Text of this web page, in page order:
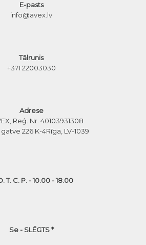
E-pasts
info@avex.lv
Tālrunis
+371 22003030
Adrese
Reģ. Nr. 40103931308
226 K-4Rīga, LV-1039
T. C. P. - 10.00 - 18.00
Se - SLĒGTS *